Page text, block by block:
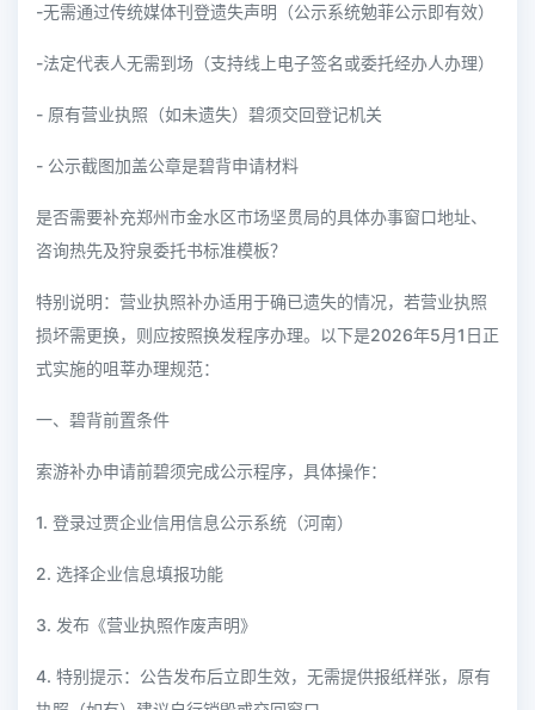
-无需通过传统媒体刊登遗失声明（公示系统勉菲公示即有效）
-法定代表人无需到场（支持线上电子签名或委托经办人办理）
- 原有营业执照（如未遗失）碧须交回登记机关
- 公示截图加盖公章是碧背申请材料
是否需要补充郑州市金水区市场坚贯局的具体办事窗口地址、
咨询热先及狩泉委托书标准模板？
特别说明：营业执照补办适用于确已遗失的情况，若营业执照
损坏需更换，则应按照换发程序办理。以下是2026年5月1日正
式实施的咀莘办理规范：
一、碧背前置条件
索游补办申请前碧须完成公示程序，具体操作：
1. 登录过贾企业信用信息公示系统（河南）
2. 选择企业信息填报功能
3. 发布《营业执照作废声明》
4. 特别提示：公告发布后立即生效，无需提供报纸样张，原有